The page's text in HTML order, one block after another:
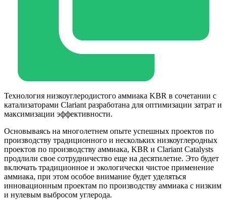
Технология низкоуглеродистого аммиака KBR в сочетании с
катализаторами Clariant разработана для оптимизации затрат и
максимизации эффективности.
Основываясь на многолетнем опыте успешных проектов по
производству традиционного и нескольких низкоуглеродных
проектов по производству аммиака, KBR и Clariant Catalysts
продлили свое сотрудничество еще на десятилетие. Это будет
включать традиционное и экологически чистое применение
аммиака, при этом особое внимание будет уделяться
инновационным проектам по производству аммиака с низким
и нулевым выбросом углерода.